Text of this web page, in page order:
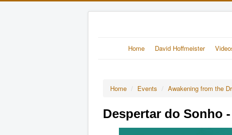
Home David Hoffmeister
Home / Events / Awakening from the
Despertar do Sonho